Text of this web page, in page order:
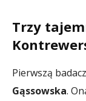
Trzy
Pierwszą
Gąssowska.